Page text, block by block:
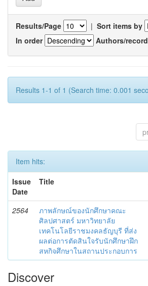
Results/Page | Sort items by
In order
Authors/record
Results 1-1 of 1 (Search time: 0.001
Item hits:
Issue
Date
Title
2564
ภาพลักษณ์ของนักศึกษาคณะ
ศิลปศาสตร์ มหาวิทยาลัย
เทคโนโลยีราชมงคลธัญบุรี ที่ส่ง
ผลต่อการตัดสินใจรับนักศึกษาฝึก
สหกิจศึกษาในสถานประกอบการ
Discover